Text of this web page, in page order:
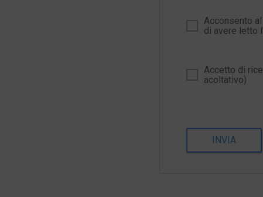
Acconsento
di avere letto
Accetto di
acoltativo)
INVIA